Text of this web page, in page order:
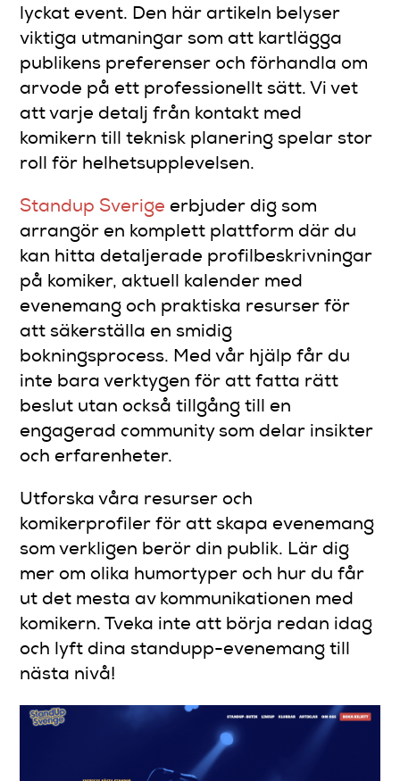
lyckat event. Den här artikeln belyser
viktiga utmaningar som att kartlägga
publikens preferenser och förhandla om
arvode på ett professionellt sätt. Vi vet
att varje detalj från kontakt med
komikern till teknisk planering spelar stor
roll för helhetsupplevelsen.
Standup Sverige erbjuder dig som
arrangör en komplett plattform där du
kan hitta detaljerade profilbeskrivningar
på komiker, aktuell kalender med
evenemang och praktiska resurser för
att säkerställa en smidig
bokningsprocess. Med vår hjälp får du
inte bara verktygen för att fatta rätt
beslut utan också tillgång till en
engagerad community som delar insikter
och erfarenheter.
Utforska våra resurser och
komikerprofiler för att skapa evenemang
som verkligen berör din publik. Lär dig
mer om olika humortyper och hur du får
ut det mesta av kommunikationen med
komikern. Tveka inte att börja redan idag
och lyft dina standupp-evenemang till
nästa nivå!